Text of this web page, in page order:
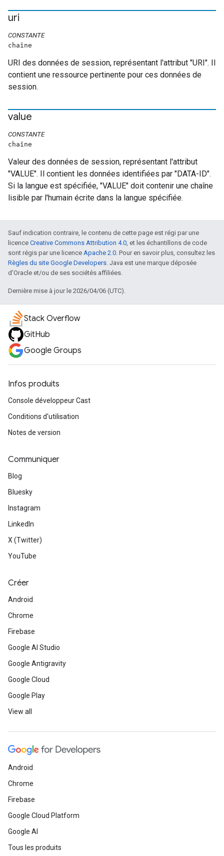
uri
CONSTANTE
chaîne
URI des données de session, représentant l'attribut "URI". Il
contient une ressource pertinente pour ces données de
session.
value
CONSTANTE
chaîne
Valeur des données de session, représentant l'attribut
"VALUE". Il contient les données identifiées par "DATA-ID".
Si la langue est spécifiée, "VALUE" doit contenir une chaîne
lisible par l'humain écrite dans la langue spécifiée.
Sauf indication contraire, le contenu de cette page est régi par une
licence Creative Commons Attribution 4.0, et les échantillons de code
sont régis par une licence Apache 2.0. Pour en savoir plus, consultez les
Règles du site Google Developers. Java est une marque déposée
d'Oracle et/ou de ses sociétés affiliées.
Dernière mise à jour le 2026/04/06 (UTC).
Stack Overflow
GitHub
Google Groups
Infos produits
Console développeur Cast
Conditions d'utilisation
Notes de version
Communiquer
Blog
Bluesky
Instagram
LinkedIn
X (Twitter)
YouTube
Créer
Android
Chrome
Firebase
Google AI Studio
Google Antigravity
Google Cloud
Google Play
View all
Android
Chrome
Firebase
Google Cloud Platform
Google AI
Tous les produits